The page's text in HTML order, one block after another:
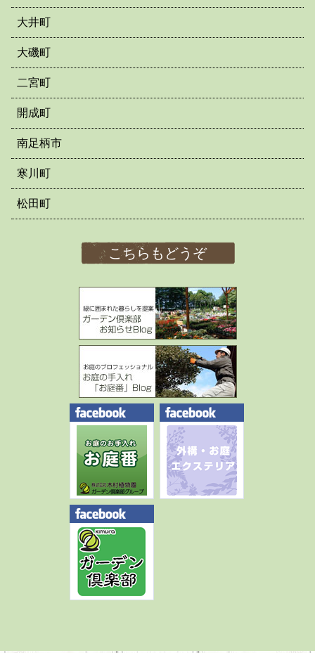
大井町
大磯町
二宮町
開成町
南足柄市
寒川町
松田町
こちらもどうぞ